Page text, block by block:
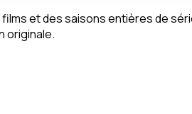
films et des saisons entières de
originale.